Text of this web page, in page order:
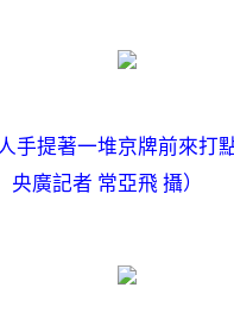
手提著一堆京牌前來打
央廣記者 常亞飛 攝）